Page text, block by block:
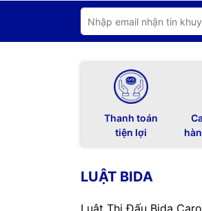
Thanh toán
tiện lợi
LUẬT BIDA